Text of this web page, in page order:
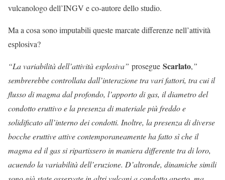
vulcanologo dell’INGV e co-autore dello studio.
Ma a cosa sono imputabili queste marcate differenze nell’attività
esplosiva?
“La variabilità dell’attività esplosiva” prosegue Scarlato,”
sembrerebbe controllata dall’interazione tra vari fattori, tra cui il
flusso di magma dal profondo, l’apporto di gas, il diametro del
condotto eruttivo e la presenza di materiale più freddo e
solidificato all’interno dei condotti. Inoltre, la presenza di diverse
bocche eruttive attive contemporaneamente ha fatto sì che il
magma ed il gas si ripartissero in maniera differente tra di loro,
acuendo la variabilità dell’eruzione. D’altronde, dinamiche simili